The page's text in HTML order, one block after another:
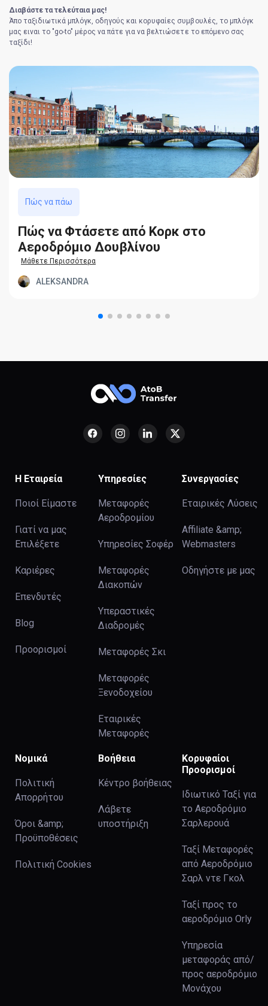
Διαβάστε τα τελεύταια μας!
Άπο ταξιδιωτικά μπλόγκ, οδηγούς και κορυφαίες συμβουλές, το μπλόγκ
μας ειναι το "go-to" μέρος να πάτε για να βελτιώσετε το επόμενο σας
ταξίδι!
Πώς να πάω
Πώς να Φτάσετε από Κορκ στο
Αεροδρόμιο Δουβλίνου
Μάθετε Περισσότερα
ALEKSANDRA
Η Εταιρεία
Ποιοί Είμαστε
Γιατί να μας
Επιλέξετε
Καριέρες
Επενδυτές
Blog
Προορισμοί
Υπηρεσίες
Μεταφορές
Αεροδρομίου
Υπηρεσίες Σοφέρ
Μεταφορές
Διακοπών
Υπεραστικές
Διαδρομές
Μεταφορές Σκι
Μεταφορές
Ξενοδοχείου
Εταιρικές
Μεταφορές
Συνεργασίες
Εταιρικές Λύσεις
Affiliate &amp;
Webmasters
Οδηγήστε με μας
Νομικά
Πολιτική
Απορρήτου
Όροι &amp;
Προϋποθέσεις
Πολιτική Cookies
Βοήθεια
Κέντρο βοήθειας
Λάβετε
υποστήριξη
Κορυφαίοι
Προορισμοί
Ιδιωτικό Ταξί για
το Αεροδρόμιο
Σαρλερουά
Ταξί Μεταφορές
από Αεροδρόμιο
Σαρλ ντε Γκολ
Ταξί προς το
αεροδρόμιο Orly
Υπηρεσία
μεταφοράς από/
προς αεροδρόμιο
Μονάχου